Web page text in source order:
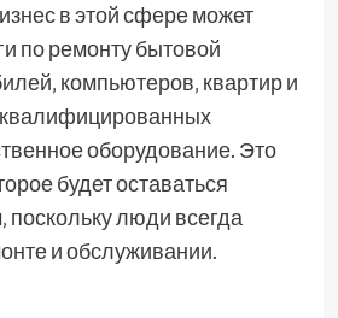
в этой сфере может
по ремонту бытовой
компьютеров‚ квартир и
оборудование. Это
будет оставаться
поскольку люди всегда
и обслуживании.